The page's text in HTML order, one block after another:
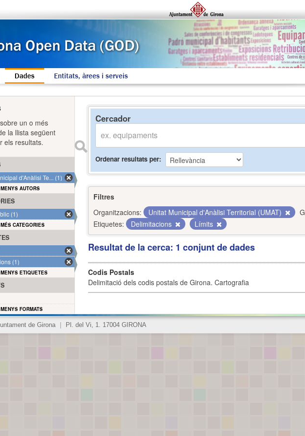
Dades Entitats, àrees i serveis
Cercador
Ordenar resultats per
Filtres
Organitzacions:
Unitat Municipal d'Anàlisi Territorial (UMAT)
Etiquetes:
Delimitacions Límits
Resultat de la cerca: 1 conjunt de dades
Codis Postals
Delimitació dels codis postals de Girona. Cartografia
un o més
la llista següent
els resultats.
d'Anàlisi Te... (1)
AUTORS
(1)
CATEGORIES
(1)
ETIQUETES
FORMATS
de Girona Pl. del Vi, 1. 17004 GIRONA